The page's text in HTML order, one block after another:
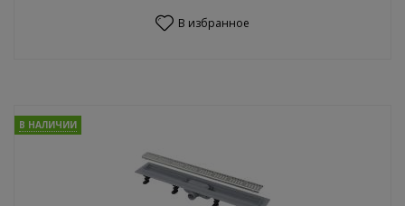
В избранное
В НАЛИЧИИ